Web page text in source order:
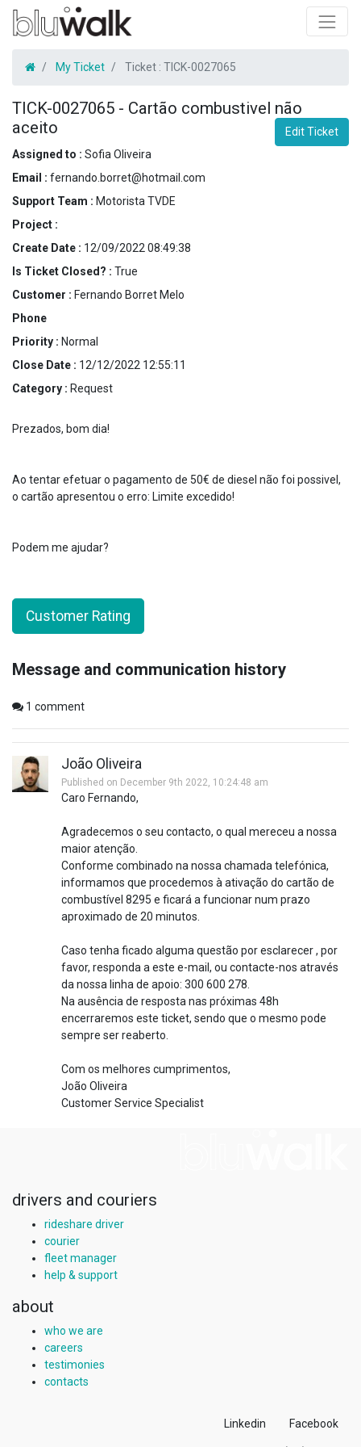
My Ticket Ticket : TICK-0027065
TICK-0027065 - Cartão combustivel não
aceito
Edit Ticket
Assigned to : Sofia Oliveira
Email : fernando.borret@hotmail.com
Support Team : Motorista TVDE
Project :
Create Date : 12/09/2022 08:49:38
Is Ticket Closed? : True
Customer : Fernando Borret Melo
Phone
Priority : Normal
Close Date : 12/12/2022 12:55:11
Category : Request
Prezados, bom dia!
Ao tentar efetuar o pagamento de 50€ de diesel não foi possivel,
o cartão apresentou o erro: Limite excedido!
Podem me ajudar?
Customer Rating
Message and communication history
1 comment
João Oliveira
Published on December 9th 2022, 10:24:48 am
Caro Fernando,
Agradecemos o seu contacto, o qual mereceu a nossa
maior atenção.
Conforme combinado na nossa chamada telefónica,
informamos que procedemos à ativação do cartão de
combustível 8295 e ficará a funcionar num prazo
aproximado de 20 minutos.
Caso tenha ficado alguma questão por esclarecer , por
favor, responda a este e-mail, ou contacte-nos através
da nossa linha de apoio: 300 600 278.
Na ausência de resposta nas próximas 48h
encerraremos este ticket, sendo que o mesmo pode
sempre ser reaberto.
Com os melhores cumprimentos,
João Oliveira
Customer Service Specialist
drivers and couriers
rideshare driver
courier
fleet manager
help & support
about
who we are
careers
testimonies
contacts
Linkedin Facebook